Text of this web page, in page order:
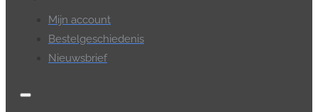
Mijn account
Bestelgeschiedenis
Nieuwsbrief